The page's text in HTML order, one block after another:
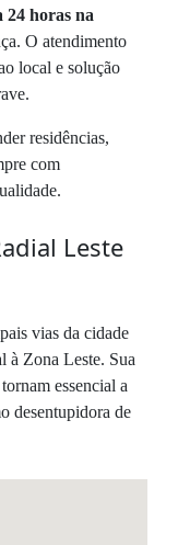
24 horas na
O atendimento
local e solução
residências,
com
Leste
vias da cidade
à Zona Leste. Sua
essencial a
desentupidora de